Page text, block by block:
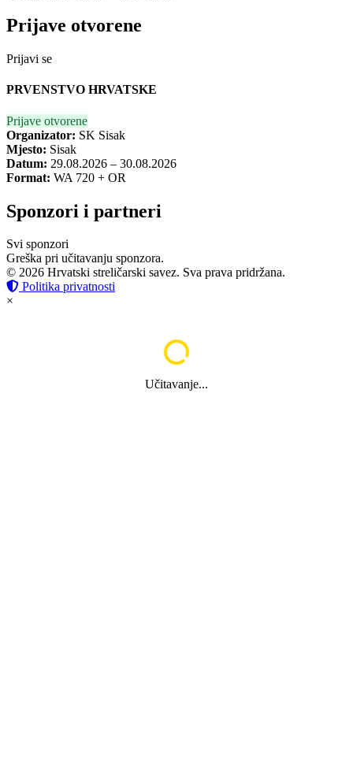
Prijave otvorene
Prijavi se
PRVENSTVO HRVATSKE
Prijave otvorene
Organizator: SK Sisak
Mjesto: Sisak
Datum: 29.08.2026 – 30.08.2026
Format: WA 720 + OR
Sponzori i partneri
Svi sponzori
Greška pri učitavanju sponzora.
© 2026 Hrvatski streličarski savez. Sva prava pridržana.
Politika privatnosti
×
Učitavanje...